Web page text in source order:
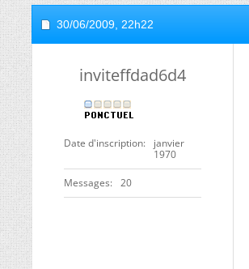
30/06/2009, 22h22
inviteffdad6d4
Date d'inscription
janvier
1970
Messages 20